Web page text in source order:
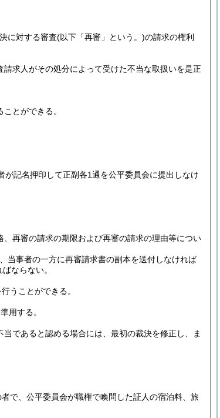
に対する審査(以下「再審」という。)の請求の権利
求人がその処分によって受けた不当な取扱いを是正
とができる。
記名押印して正副各1通を公平委員会に提出しなけ
再審の請求の期限および再審の請求の理由等につい
当事者の一方に再審請求書の副本を送付しなければ
ならない。
うことができる。
用する。
であると認める場合には、最初の裁決を修正し、ま
で、公平委員会が職権で喚問した証人の宿泊料、旅